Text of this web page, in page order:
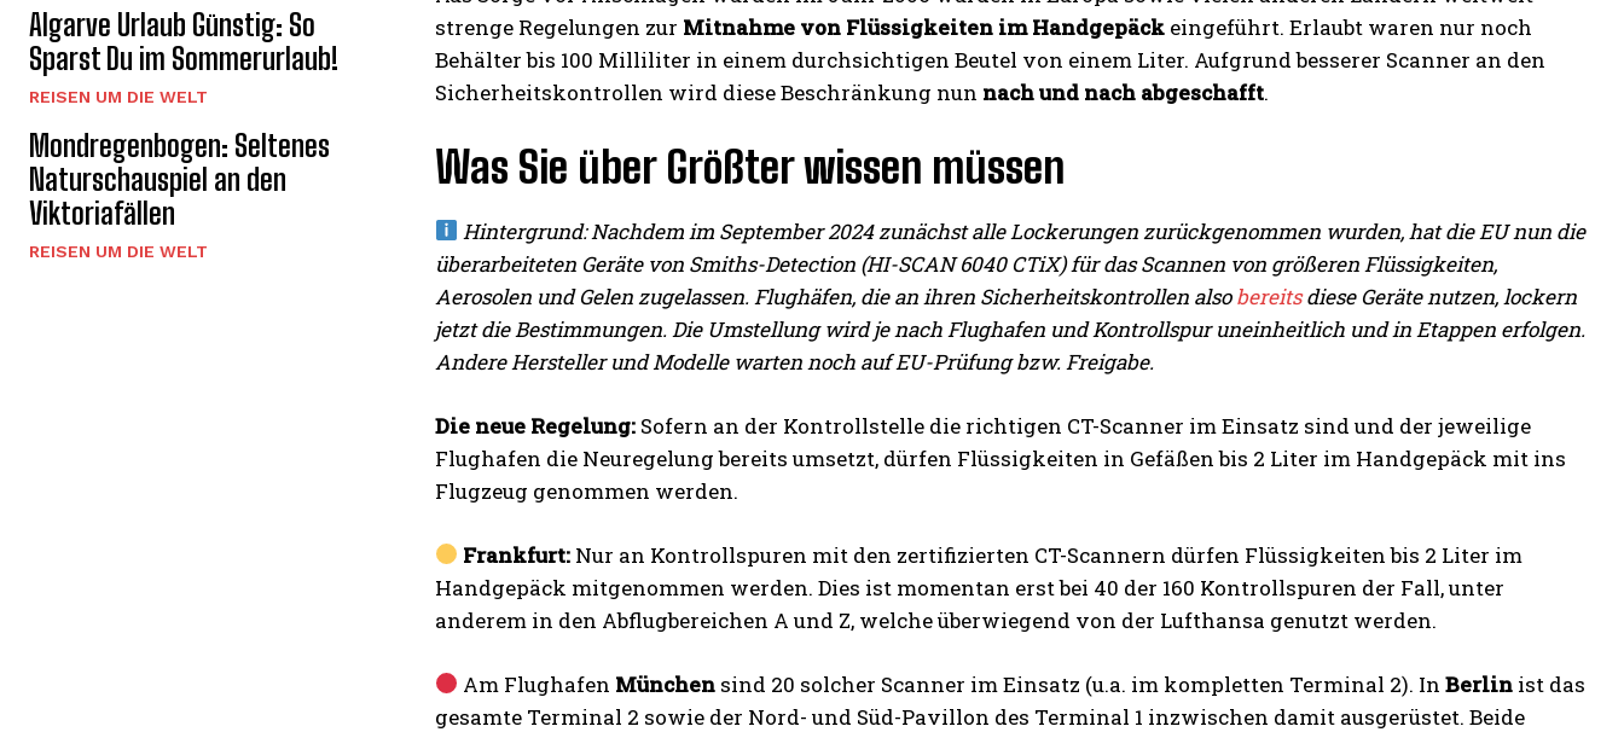
Algarve Urlaub Günstig: So
Sparst Du im Sommerurlaub!
REISEN UM DIE WELT
Mondregenbogen: Seltenes
Naturschauspiel an den
Viktoriafällen
REISEN UM DIE WELT
strenge Regelungen zur Mitnahme von Flüssigkeiten im Handgepäck eingeführt. Erlaubt waren nur noch
Behälter bis 100 Milliliter in einem durchsichtigen Beutel von einem Liter. Aufgrund besserer Scanner an den
Sicherheitskontrollen wird diese Beschränkung nun nach und nach abgeschafft.
Was Sie über Größter wissen müssen
Hintergrund: Nachdem im September 2024 zunächst alle Lockerungen zurückgenommen wurden, hat die EU nun die
überarbeiteten Geräte von Smiths-Detection (HI-SCAN 6040 CTiX) für das Scannen von größeren Flüssigkeiten,
Aerosolen und Gelen zugelassen. Flughäfen, die an ihren Sicherheitskontrollen alsobereitsdiese Geräte nutzen, lockern
jetzt die Bestimmungen. Die Umstellung wird je nach Flughafen und Kontrollspur uneinheitlich und in Etappen erfolgen.
Andere Hersteller und Modelle warten noch auf EU-Prüfung bzw. Freigabe.
Die neue Regelung: Sofern an der Kontrollstelle die richtigen CT-Scanner im Einsatz sind und der jeweilige
Flughafen die Neuregelung bereits umsetzt, dürfen Flüssigkeiten in Gefäßen bis 2 Liter im Handgepäck mit ins
Flugzeug genommen werden.
Frankfurt: Nur an Kontrollspuren mit den zertifizierten CT-Scannern dürfen Flüssigkeiten bis 2 Liter im
Handgepäck mitgenommen werden. Dies ist momentan erst bei 40 der 160 Kontrollspuren der Fall, unter
anderem in den Abflugbereichen A und Z, welche überwiegend von der Lufthansa genutzt werden.
Am Flughafen München sind 20 solcher Scanner im Einsatz (u.a. im kompletten Terminal 2). InBerlin ist das
gesamte Terminal 2 sowie der Nord- und Süd-Pavillon des Terminal 1 inzwischen damit ausgerüstet. Beide